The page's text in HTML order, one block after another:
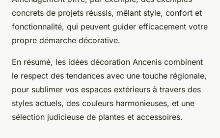
concrets de projets réussis, mêlant style, confort et
fonctionnalité, qui peuvent guider efficacement votre
propre démarche décorative.
En résumé, les idées décoration Ancenis combinent
le respect des tendances avec une touche régionale,
pour sublimer vos espaces extérieurs à travers des
styles actuels, des couleurs harmonieuses, et une
sélection judicieuse de plantes et accessoires.